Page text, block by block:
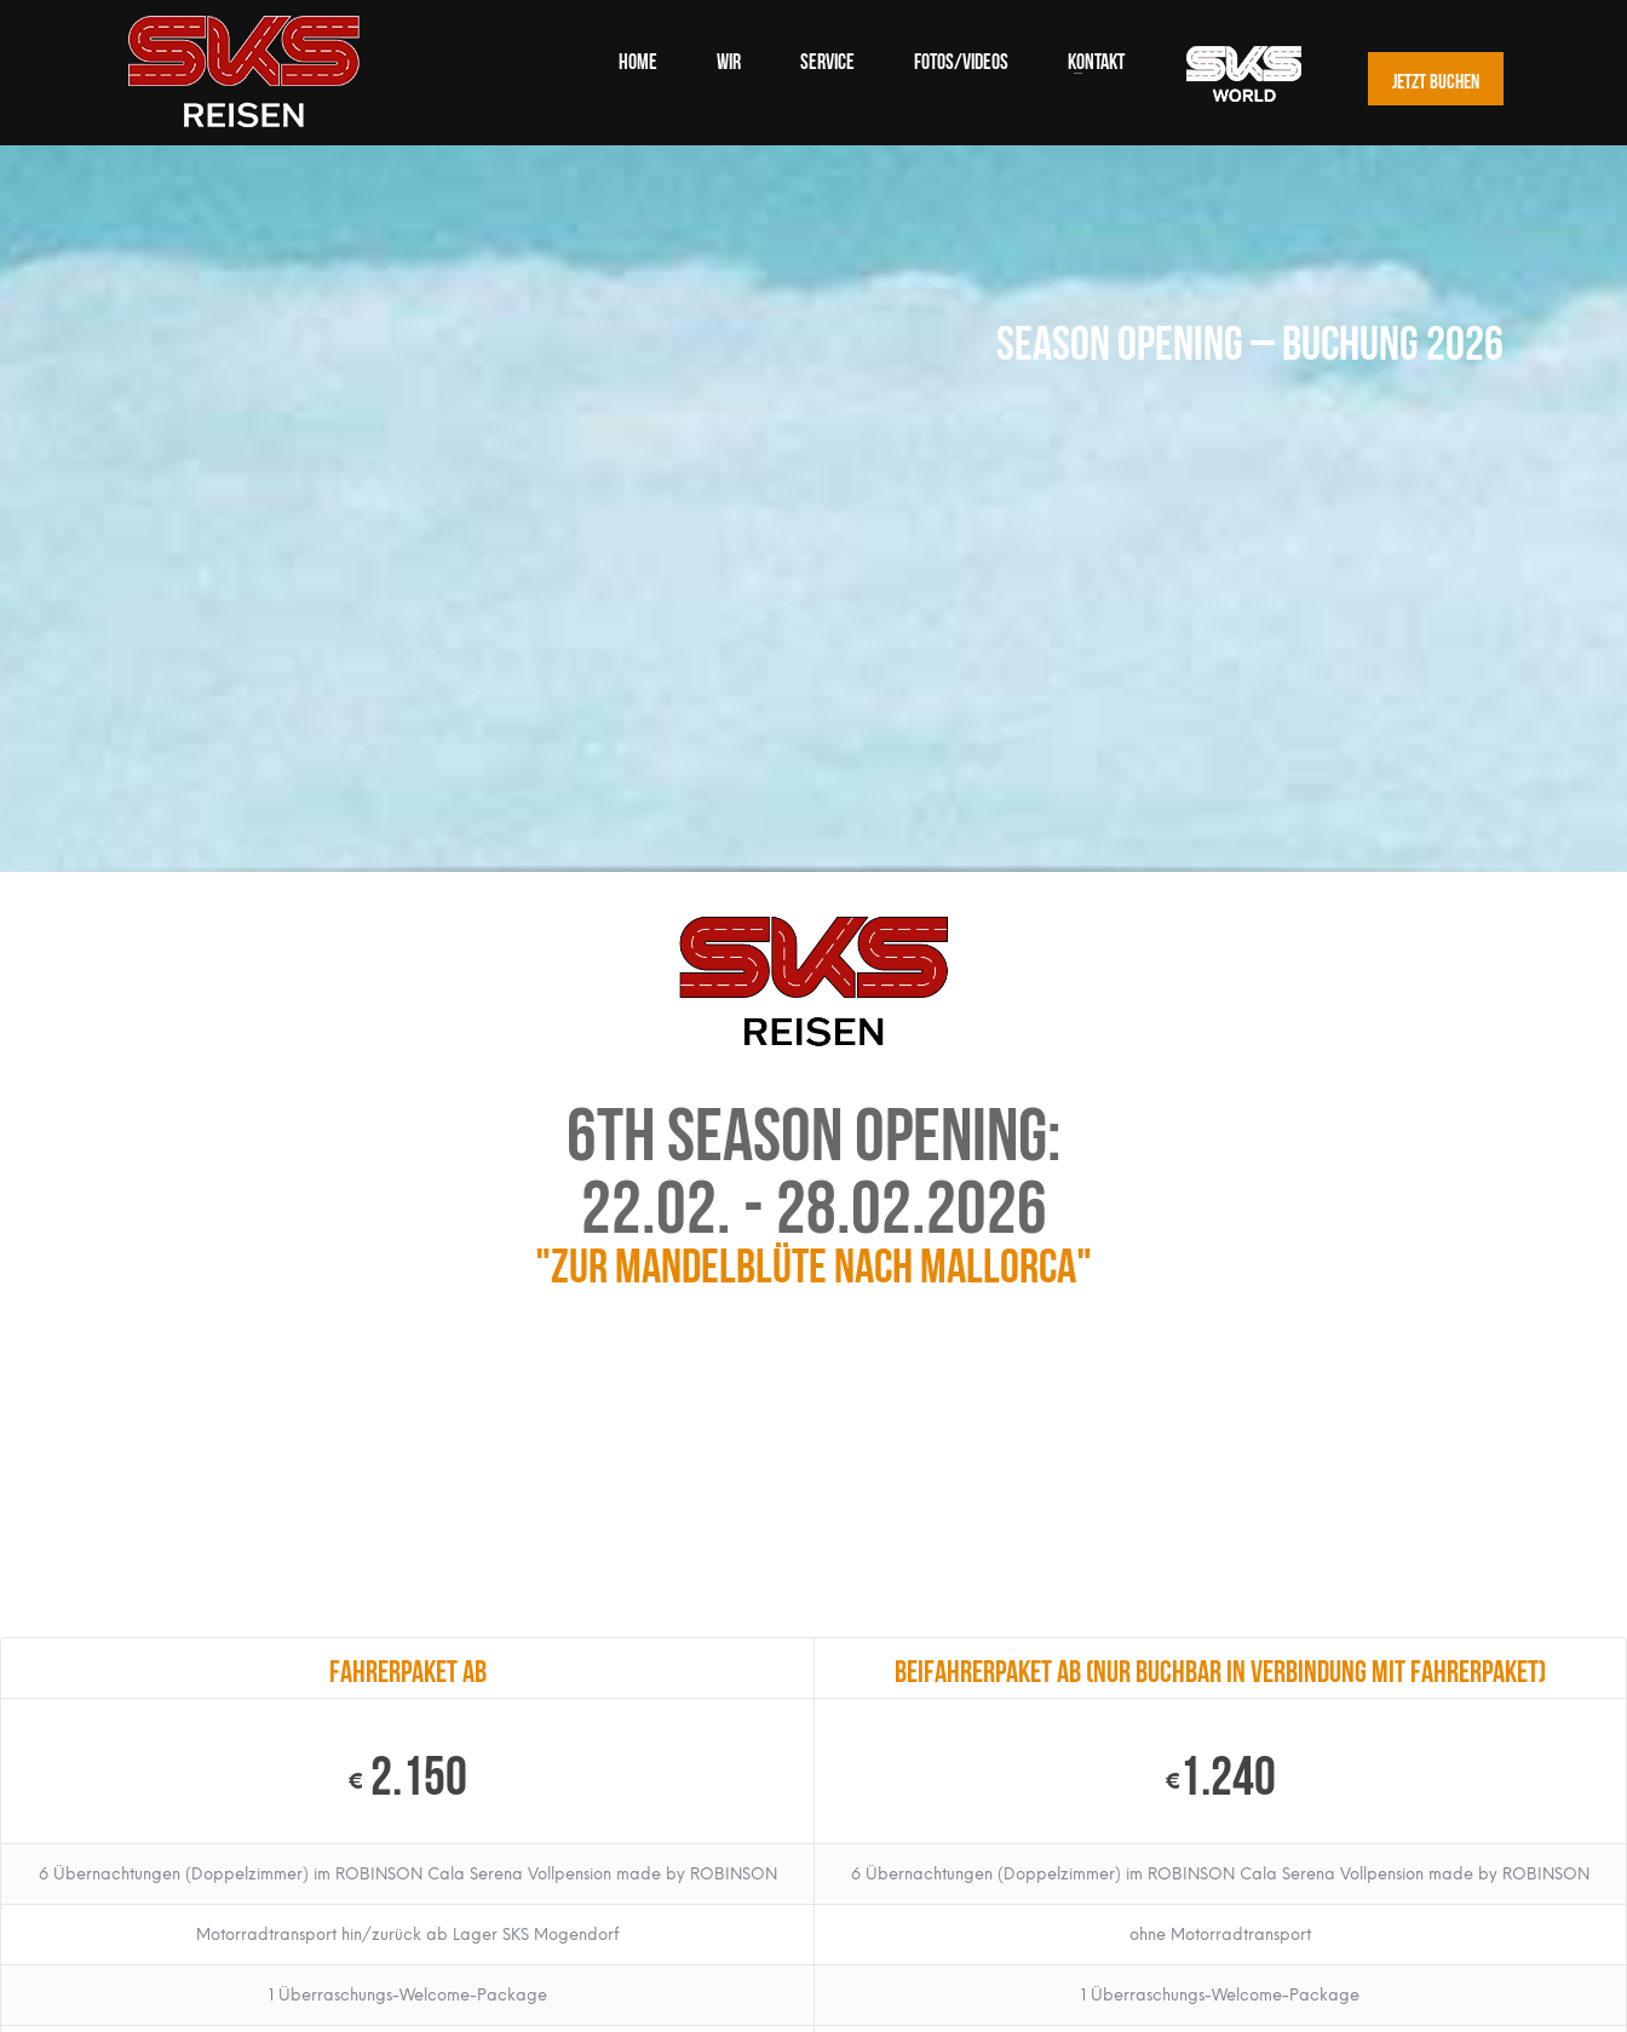
HOME WIR SERVICE FOTOS/VIDEOS KONTAKT
JETZT BUCHEN
Season Opening – Buchung 2026
6th SEASON OPENING:
22.02. - 28.02.2026
"Zur Mandelblüte nach Mallorca"
Fahrerpaket ab
€2.150
6 Übernachtungen (Doppelzimmer) im ROBINSON Cala Serena Vollpension made by ROBINSON
Motorradtransport hin/zurück ab Lager SKS Mogendorf
1 Überraschungs-Welcome-Package
Beifahrerpaket ab (nur buchbar in Verbindung mit Fahrerpaket)
€1.240
6 Übernachtungen (Doppelzimmer) im ROBINSON Cala Serena Vollpension made by ROBINSON
ohne Motorradtransport
1 Überraschungs-Welcome-Package